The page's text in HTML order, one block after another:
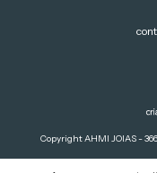
Copyright AHMI JOIAS -